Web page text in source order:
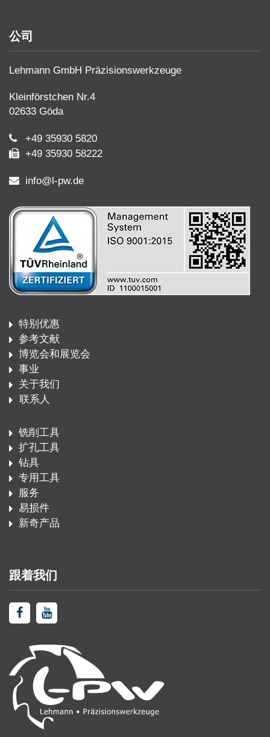
公司
Lehmann GmbH Präzisionswerkzeuge
Kleinförstchen Nr.4
02633 Göda
+49 35930 5820
+49 35930 58222
info@l-pw.de
特别优惠
参考文献
博览会和展览会
事业
关于我们
联系人
铣削工具
扩孔工具
钻具
专用工具
服务
易损件
新奇产品
跟着我们